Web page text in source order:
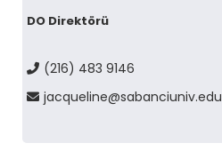
DO Direktörü
(216) 483 9146
jacqueline@sabanciuniv.edu